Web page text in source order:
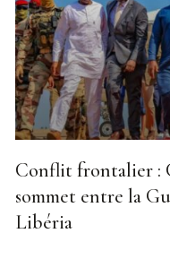
Conflit frontalier :
sommet entre la
Libéria